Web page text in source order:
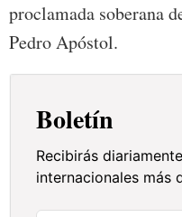
proclamada soberana
Pedro Apóstol.
Boletín
Recibirás
internacionales más